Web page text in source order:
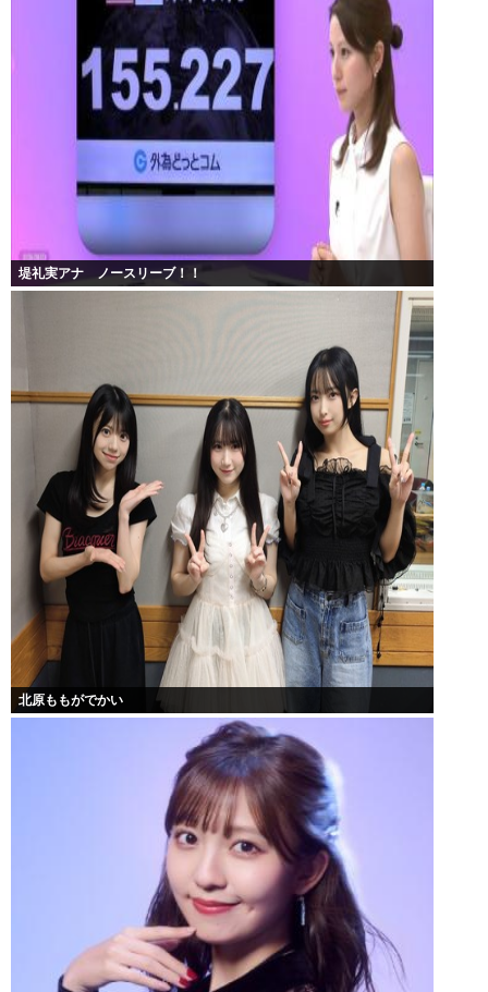
堤礼実アナ ノースリーブ！！
北原ももがでかい